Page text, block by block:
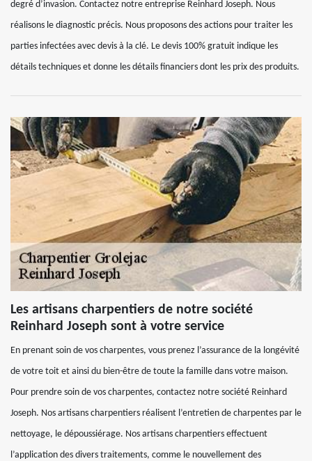
degré d’invasion. Contactez notre entreprise Reinhard Joseph. Nous
réalisons le diagnostic précis. Nous proposons des actions pour traiter les
parties infectées avec devis à la clé. Le devis 100% gratuit indique les
détails techniques et donne les détails financiers dont les prix des produits.
Les artisans charpentiers de notre société
Reinhard Joseph sont à votre service
En prenant soin de vos charpentes, vous prenez l’assurance de la longévité
de votre toit et ainsi du bien-être de toute la famille dans votre maison.
Pour prendre soin de vos charpentes, contactez notre société Reinhard
Joseph. Nos artisans charpentiers réalisent l’entretien de charpentes par le
nettoyage, le dépoussiérage. Nos artisans charpentiers effectuent
l’application des divers traitements, comme le nouvellement des